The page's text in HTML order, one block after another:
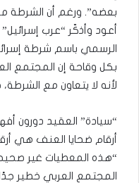
بعضه”. ورغم أن الشرطة
أعود وأذكّر “عرب
الرسمي باسم شرطة
بكل وقاحة إن المجتمع
لأنه لا يتعاون مع
“سيادة” العقيد دورون
أرقام ضحايا العنف هي
“هذه المعطيات غير
المجتمع العربي خطير